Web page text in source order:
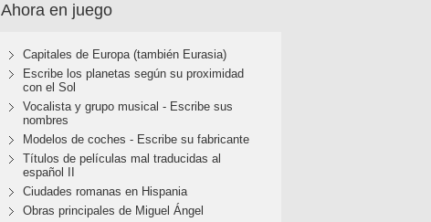
Ahora en juego
Capitales de Europa (también Eurasia)
Escribe los planetas según su proximidad
con el Sol
Vocalista y grupo musical - Escribe sus
nombres
Modelos de coches - Escribe su fabricante
Títulos de películas mal traducidas al
español II
Ciudades romanas en Hispania
Obras principales de Miguel Ángel